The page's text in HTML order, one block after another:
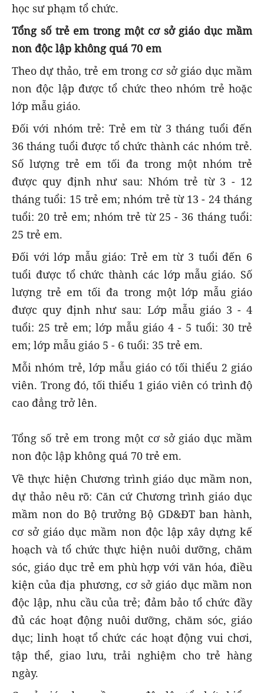
học sư phạm tổ chức.
Tổng số trẻ em trong một cơ sở giáo dục mầm
non độc lập không quá 70 em
Theo dự thảo, trẻ em trong cơ sở giáo dục mầm
non độc lập được tổ chức theo nhóm trẻ hoặc
lớp mẫu giáo.
Đối với nhóm trẻ: Trẻ em từ 3 tháng tuổi đến
36 tháng tuổi được tổ chức thành các nhóm trẻ.
Số lượng trẻ em tối đa trong một nhóm trẻ
được quy định như sau: Nhóm trẻ từ 3 - 12
tháng tuổi: 15 trẻ em; nhóm trẻ từ 13 - 24 tháng
tuổi: 20 trẻ em; nhóm trẻ từ 25 - 36 tháng tuổi:
25 trẻ em.
Đối với lớp mẫu giáo: Trẻ em từ 3 tuổi đến 6
tuổi được tổ chức thành các lớp mẫu giáo. Số
lượng trẻ em tối đa trong một lớp mẫu giáo
được quy định như sau: Lớp mẫu giáo 3 - 4
tuổi: 25 trẻ em; lớp mẫu giáo 4 - 5 tuổi: 30 trẻ
em; lớp mẫu giáo 5 - 6 tuổi: 35 trẻ em.
Mỗi nhóm trẻ, lớp mẫu giáo có tối thiểu 2 giáo
viên. Trong đó, tối thiểu 1 giáo viên có trình độ
cao đẳng trở lên.
Tổng số trẻ em trong một cơ sở giáo dục mầm
non độc lập không quá 70 trẻ em.
Về thực hiện Chương trình giáo dục mầm non,
dự thảo nêu rõ: Căn cứ Chương trình giáo dục
mầm non do Bộ trưởng Bộ GD&ĐT ban hành,
cơ sở giáo dục mầm non độc lập xây dựng kế
hoạch và tổ chức thực hiện nuôi dưỡng, chăm
sóc, giáo dục trẻ em phù hợp với văn hóa, điều
kiện của địa phương, cơ sở giáo dục mầm non
độc lập, nhu cầu của trẻ; đảm bảo tổ chức đầy
đủ các hoạt động nuôi dưỡng, chăm sóc, giáo
dục; linh hoạt tổ chức các hoạt động vui chơi,
tập thể, giao lưu, trải nghiệm cho trẻ hàng
ngày.